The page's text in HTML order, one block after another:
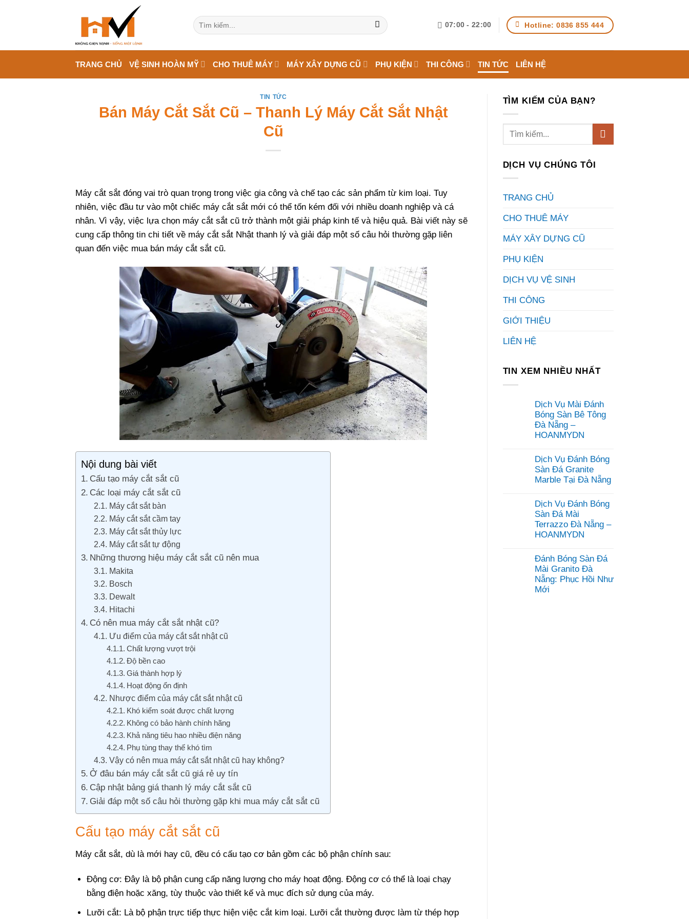
dung
Tìm
kiếm:
07:00 - 22:00 Hotline: 0836 855 444
TRANG CHỦ VỆ SINH HOÀN MỸ CHO THUÊ MÁY MÁY XÂY DỰNG CŨ PHỤ KIỆN THI CÔNG TIN TỨC LIÊN HỆ
TIN TỨC
Bán Máy Cắt Sắt Cũ – Thanh Lý Máy Cắt Sắt Nhật
Cũ
Máy cắt sắt đóng vai trò quan trọng trong việc gia công và chế tạo các sản phẩm từ kim loại. Tuy
nhiên, việc đầu tư vào một chiếc máy cắt sắt mới có thể tốn kém đối với nhiều doanh nghiệp và cá
nhân. Vì vậy, việc lựa chọn máy cắt sắt cũ trở thành một giải pháp kinh tế và hiệu quả. Bài viết này sẽ
cung cấp thông tin chi tiết về máy cắt sắt Nhật thanh lý và giải đáp một số câu hỏi thường gặp liên
quan đến việc mua bán máy cắt sắt cũ.
Nội dung bài viết
Cấu tạo máy cắt sắt cũ
Các loại máy cắt sắt cũ
Máy cắt sắt bàn
Máy cắt sắt cầm tay
Máy cắt sắt thủy lực
Máy cắt sắt tự động
Những thương hiệu máy cắt sắt cũ nên mua
Makita
Bosch
Dewalt
Hitachi
Có nên mua máy cắt sắt nhật cũ?
Ưu điểm của máy cắt sắt nhật cũ
Chất lượng vượt trội
Độ bền cao
Giá thành hợp lý
Hoạt động ổn định
Nhược điểm của máy cắt sắt nhật cũ
Khó kiểm soát được chất lượng
Không có bảo hành chính hãng
Khả năng tiêu hao nhiều điện năng
Phụ tùng thay thế khó tìm
Vậy có nên mua máy cắt sắt nhật cũ hay không?
Ở đâu bán máy cắt sắt cũ giá rẻ uy tín
Cập nhật bảng giá thanh lý máy cắt sắt cũ
Giải đáp một số câu hỏi thường gặp khi mua máy cắt sắt cũ
Cấu tạo máy cắt sắt cũ
Máy cắt sắt, dù là mới hay cũ, đều có cấu tạo cơ bản gồm các bộ phận chính sau:
Động cơ: Đây là bộ phận cung cấp năng lượng cho máy hoạt động. Động cơ có thể là loại chạy
bằng điện hoặc xăng, tùy thuộc vào thiết kế và mục đích sử dụng của máy.
Lưỡi cắt: Là bộ phận trực tiếp thực hiện việc cắt kim loại. Lưỡi cắt thường được làm từ thép hợp
TÌM KIẾM CỦA BẠN?
DỊCH VỤ CHÚNG TÔI
TRANG CHỦ
CHO THUÊ MÁY
MÁY XÂY DỰNG CŨ
PHỤ KIỆN
DỊCH VỤ VỆ SINH
THI CÔNG
GIỚI THIỆU
LIÊN HỆ
TIN XEM NHIỀU NHẤT
Dịch Vụ Mài Đánh
Bóng Sàn Bê Tông
Đà Nẵng –
HOANMYDN
bình
luận
ở
Dịch
Đánh
Bóng
Sàn
Bê
Tông
Đà
HOANMYDN
Dịch Vụ Đánh Bóng
Sàn Đá Granite
Marble Tại Đà Nẵng
bình
luận
ở
Dịch
Vụ
Sàn
Đá
Granite
Marble
Tại
Đà
Dịch Vụ Đánh Bóng
Sàn Đá Mài
Terrazzo Đà Nẵng –
HOANMYDN
bình
luận
ở
Dịch
Vụ
Đánh Bóng Sàn Đá
Mài Granito Đà
Nẵng: Phục Hồi Như
Mới